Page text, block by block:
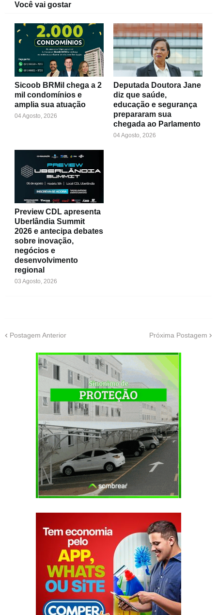
Você vai gostar
Sicoob BRMil chega a 2
mil condomínios e
amplia sua atuação
04 Agosto, 2026
Deputada Doutora Jane
diz que saúde,
educação e segurança
prepararam sua
chegada ao Parlamento
04 Agosto, 2026
Preview CDL apresenta
Uberlândia Summit
2026 e antecipa debates
sobre inovação,
negócios e
desenvolvimento
regional
03 Agosto, 2026
Postagem Anterior Próxima Postagem